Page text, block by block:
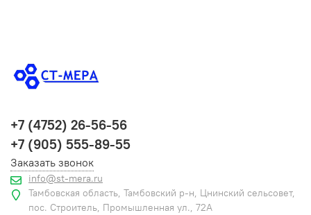
+7 (4752) 26-56-56
+7 (905) 555-89-55
Заказать звонок
info@st-mera.ru
Тамбовская область, Тамбовский р-н, Цнинский сельсовет,
пос. Строитель, Промышленная ул., 72А